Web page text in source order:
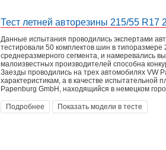
Тест летней авторезины 215/55 R17
Данные испытания проводились экспертами
тестировали 50 комплектов шин в
среднеразмерного сегмента, и намеревались
малоизвестных производителей способна
Заезды проводились на трех автомобилях VW
характеристикам, а в качестве
Papenburg GmbH, находящийся в немецком
Подробнее Показать модели в тесте